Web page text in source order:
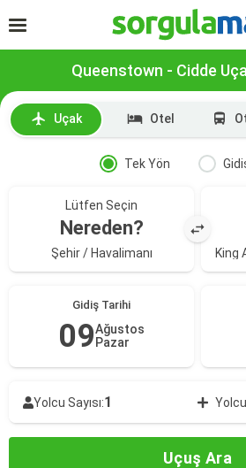
Queenstown - Cidde
Uçak Otel
Tek Yön
Lütfen Seçin
Nereden?
Şehir / Havalimanı
Gidiş Tarihi
09Ağustos
Pazar
Yolcu Sayısı:1
Uçuş Ara